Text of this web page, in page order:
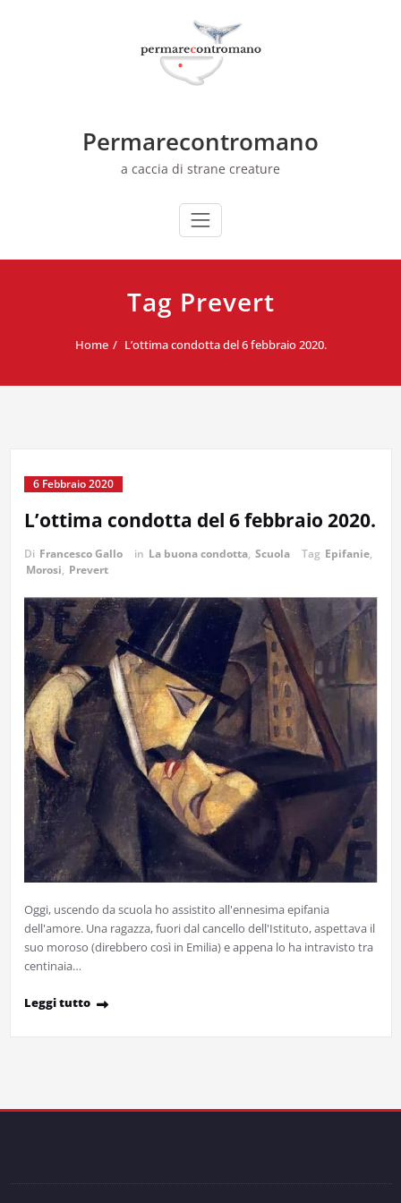
Permarecontromano
a caccia di strane creature
Tag Prevert
Home L’ottima condotta del 6 febbraio 2020.
6 Febbraio 2020
L’ottima condotta del 6 febbraio 2020.
Di Francesco Gallo in La buona condotta, Scuola Tag Epifanie,
Morosi, Prevert
Oggi, uscendo da scuola ho assistito all'ennesima epifania
dell'amore. Una ragazza, fuori dal cancello dell'Istituto, aspettava il
suo moroso (direbbero così in Emilia) e appena lo ha intravisto tra
centinaia…
Leggi tutto